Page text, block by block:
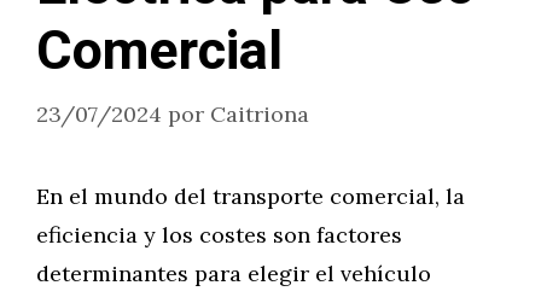
Comercial
23/07/2024 por Caitriona
En el mundo del transporte comercial, la
eficiencia y los costes son factores
determinantes para elegir el vehículo